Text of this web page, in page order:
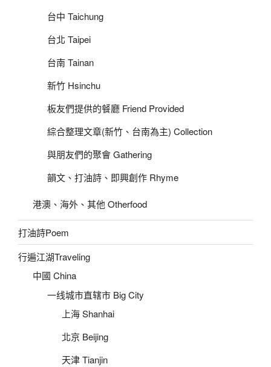
台中 Taichung
台北 Taipei
台南 Tainan
新竹 Hsinchu
板友們提供的餐廳 Friend Provided
綜合整理文章(新竹、台南為主) Collection
與朋友們的聚會 Gathering
韻文、打油詩、即興創作 Rhyme
港澳、海外、其他 Otherfood
打油詩Poem
行遍江湖Traveling
中國 China
一线城市直辖市 Big City
上海 Shanhai
北京 Beijing
天津 Tianjin